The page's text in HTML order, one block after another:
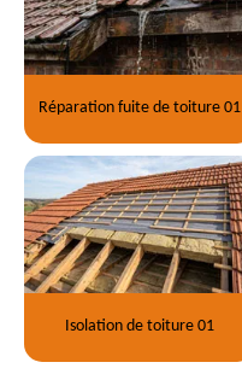
Réparation fuite de toiture 01
Isolation de toiture 01